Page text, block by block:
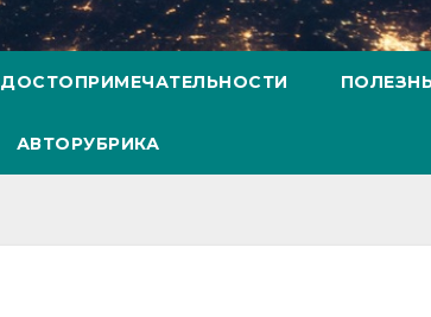
ДОСТОПРИМЕЧАТЕЛЬНОСТИ
АВТОРУБРИКА